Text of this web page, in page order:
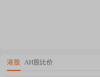
港股 AH股比价